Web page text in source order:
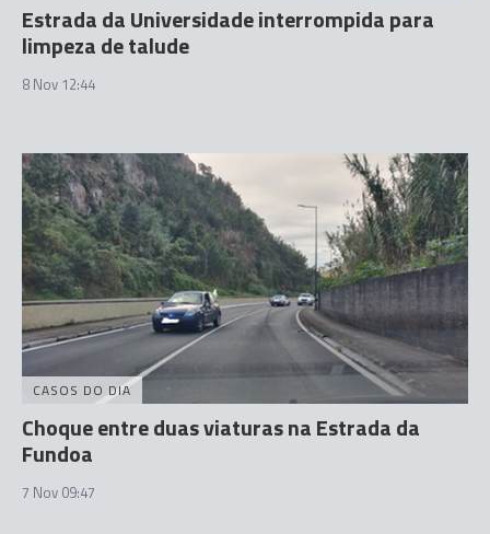
Estrada da Universidade interrompida para
limpeza de talude
8 Nov 12:44
CASOS DO DIA
Choque entre duas viaturas na Estrada da
Fundoa
7 Nov 09:47